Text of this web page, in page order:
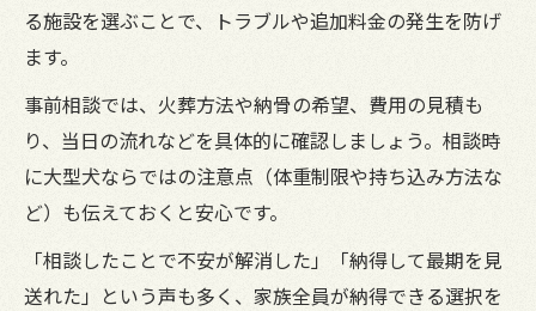
る施設を選ぶことで、トラブルや追加料金の発生を防げ
ます。
事前相談では、火葬方法や納骨の希望、費用の見積も
り、当日の流れなどを具体的に確認しましょう。相談時
に大型犬ならではの注意点（体重制限や持ち込み方法な
ど）も伝えておくと安心です。
「相談したことで不安が解消した」「納得して最期を見
送れた」という声も多く、家族全員が納得できる選択を